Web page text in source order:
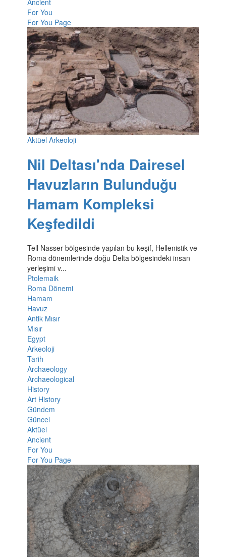
For You
For You Page
Aktüel Arkeoloji
Nil Deltası'nda Dairesel
Havuzların Bulunduğu
Hamam Kompleksi
Keşfedildi
Tell Nasser bölgesinde yapılan bu keşif, Hellenistik ve
Roma dönemlerinde doğu Delta bölgesindeki insan
yerleşimi v...
Ptolemaik
Roma Dönemi
Hamam
Havuz
Antik Mısır
Mısır
Egypt
Arkeoloji
Tarih
Archaeology
Archaeological
History
Art History
Gündem
Güncel
Aktüel
Ancient
For You
For You Page